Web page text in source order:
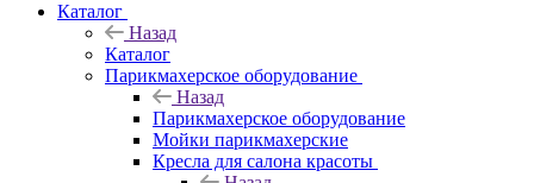
Каталог
Назад
Каталог
Парикмахерское оборудование
Назад
Парикмахерское оборудование
Мойки парикмахерские
Кресла для салона красоты